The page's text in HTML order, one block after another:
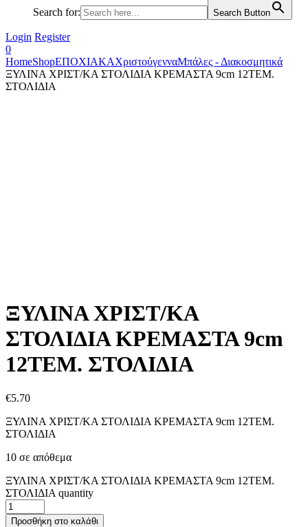
Search for: Search Button
Login Register
0
HomeShopΕΠΟΧΙΑΚΑΧριστούγενναΜπάλες - Διακοσμητικά
ΞΥΛΙΝΑ ΧΡΙΣΤ/ΚΑ ΣΤΟΛΙΔΙΑ ΚΡΕΜΑΣΤΑ 9cm 12ΤΕΜ.
ΣΤΟΛΙΔΙΑ
ΞΥΛΙΝΑ ΧΡΙΣΤ/ΚΑ
ΣΤΟΛΙΔΙΑ ΚΡΕΜΑΣΤΑ 9cm
12ΤΕΜ. ΣΤΟΛΙΔΙΑ
€5.70
ΞΥΛΙΝΑ ΧΡΙΣΤ/ΚΑ ΣΤΟΛΙΔΙΑ ΚΡΕΜΑΣΤΑ 9cm 12ΤΕΜ.
ΣΤΟΛΙΔΙΑ
10 σε απόθεμα
ΞΥΛΙΝΑ ΧΡΙΣΤ/ΚΑ ΣΤΟΛΙΔΙΑ ΚΡΕΜΑΣΤΑ 9cm 12ΤΕΜ.
ΣΤΟΛΙΔΙΑ quantity
Προσθήκη στο καλάθι